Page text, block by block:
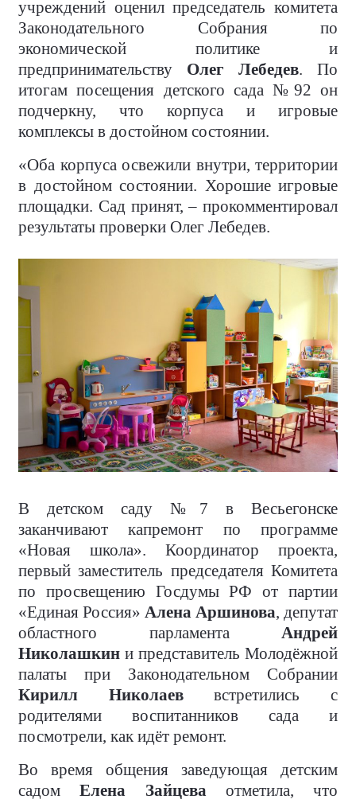
учреждений оценил председатель комитета
Законодательного Собрания по
экономической политике и
предпринимательству Олег Лебедев. По
итогам посещения детского сада №92 он
подчеркну, что корпуса и игровые
комплексы в достойном состоянии.
«Оба корпуса освежили внутри, территории
в достойном состоянии. Хорошие игровые
площадки. Сад принят, – прокомментировал
результаты проверки Олег Лебедев.
В детском саду №7 в Весьегонске
заканчивают капремонт по программе
«Новая школа». Координатор проекта,
первый заместитель председателя Комитета
по просвещению Госдумы РФ от партии
«Единая Россия» Алена Аршинова, депутат
областного парламента Андрей
Николашкин и представитель Молодёжной
палаты при Законодательном Собрании
Кирилл Николаеввстретились с
родителями воспитанников сада и
посмотрели, как идёт ремонт.
Во время общения заведующая детским
садомЕлена Зайцеваотметила, что